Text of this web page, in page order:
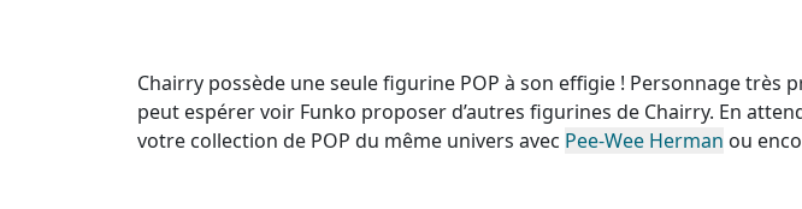
Chairry possède une seule figurine POP à son effigie ! Personnage très
peut espérer voir Funko proposer d’autres figurines de Chairry. En
votre collection de POP du même univers avec Pee-Wee Herman ou